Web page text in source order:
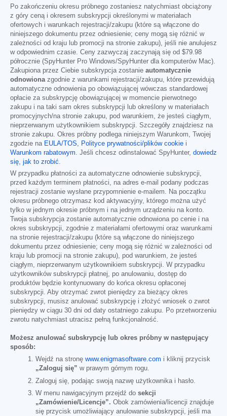
Po zakończeniu okresu próbnego zostaniesz natychmiast obciążony
z góry ceną i okresem subskrypcji określonymi w materiałach
ofertowych i warunkach rejestracji/zakupu (które są włączone do
niniejszego dokumentu przez odniesienie; ceny mogą się różnić w
zależności od kraju lub promocji na stronie zakupu), jeśli nie anulujesz
w odpowiednim czasie. Ceny zazwyczaj zaczynają się od $79.98
półrocznie (SpyHunter Pro Windows/SpyHunter dla komputerów Mac).
Zakupiona przez Ciebie subskrypcja zostanie automatycznie
odnowionazgodnie z warunkami rejestracji/zakupu, które przewidują
automatyczne odnowienia po obowiązującej wówczas standardowej
opłacie za subskrypcję obowiązującej w momencie pierwotnego
zakupu i na taki sam okres subskrypcji lub określony w materiałach
promocyjnych/na stronie zakupu, pod warunkiem, że jesteś ciągłym,
nieprzerwanym użytkownikiem subskrypcji. Szczegóły znajdziesz na
stronie zakupu. Okres próbny podlega niniejszym Warunkom, Twojej
zgodzie na EULA/TOS, Polityce prywatności/plików cookie i
Warunkom rabatowym. Jeśli chcesz odinstalować SpyHunter, dowiedz
się, jak to zrobić.
W przypadku płatności za automatyczne odnowienie subskrypcji,
przed każdym terminem płatności, na adres e-mail podany podczas
rejestracji zostanie wysłane przypomnienie e-mailem. Na początku
okresu próbnego otrzymasz kod aktywacyjny, którego można użyć
tylko w jednym okresie próbnym i na jednym urządzeniu na konto.
Twoja subskrypcja zostanie automatycznie odnowiona po cenie i na
okres subskrypcji, zgodnie z materiałami ofertowymi oraz warunkami
na stronie rejestracji/zakupu (które są włączone do niniejszego
dokumentu przez odniesienie; ceny mogą się różnić w zależności od
kraju lub promocji na stronie zakupu), pod warunkiem, że jesteś
ciągłym, nieprzerwanym użytkownikiem subskrypcji. W przypadku
użytkowników subskrypcji płatnej, po anulowaniu, dostęp do
produktów będzie kontynuowany do końca okresu opłaconej
subskrypcji. Aby otrzymać zwrot pieniędzy za bieżący okres
subskrypcji, musisz anulować subskrypcję i złożyć wniosek o zwrot
pieniędzy w ciągu 30 dni od daty ostatniego zakupu. Po przetworzeniu
zwrotu natychmiast utracisz pełną funkcjonalność.
Możesz anulować subskrypcję lub okres próbny w następujący
sposób:
Wejdź na stronę www.enigmasoftware.com i kliknij przycisk
„Zaloguj się” w prawym górnym rogu.
Zaloguj się, podając swoją nazwę użytkownika i hasło.
W menu nawigacyjnym przejdź do sekcji
„Zamówienie/Licencje”. Obok zamówienia/licencji znajduje
się przycisk umożliwiający anulowanie subskrypcji, jeśli ma